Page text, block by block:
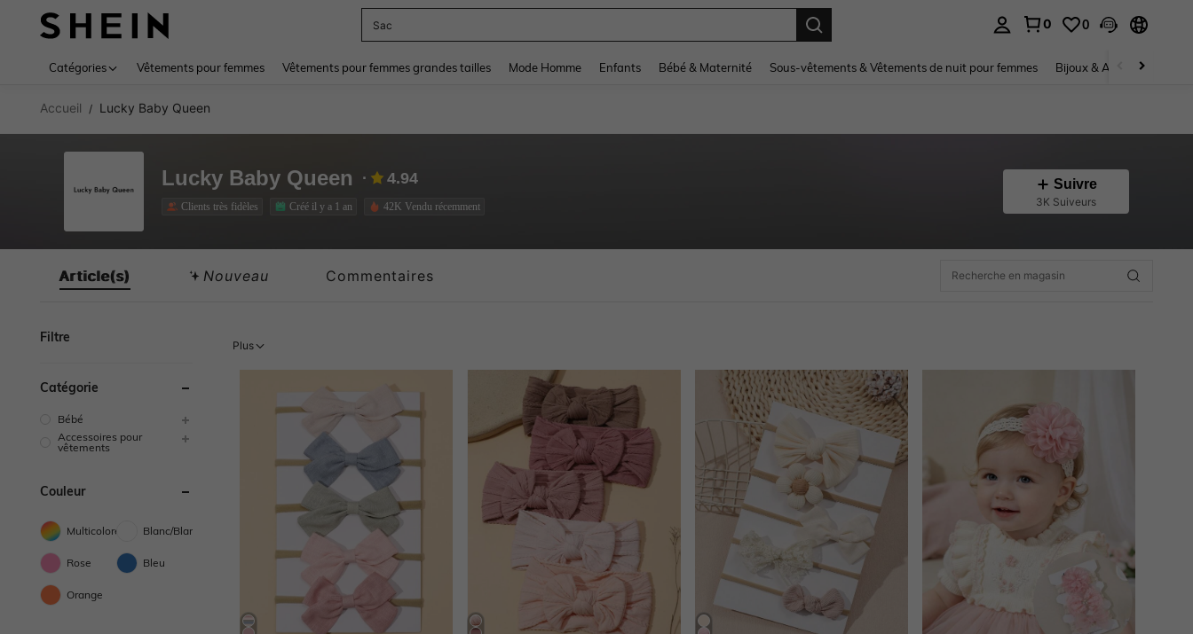
Sac
0 0
Catégories Vêtements pour femmes Vêtements pour femmes grandes tailles Mode Homme Enfants Bébé & Maternité Sous-vêtements & Vêtements de nuit pour femmes Bijoux & Accessoires pour
Accueil / Lucky Baby Queen
Lucky Baby Queen 4.94
Clients très fidèles Créé il y a 1 an 42K Vendu récemment
Suivre
3K Suiveurs
Article(s) Nouveau Commentaires
Filtre
Catégorie
Bébé
Accessoires pour
vêtements
Couleur
Multicolore Blanc/Blanche
Rose Bleu
Orange
Plus